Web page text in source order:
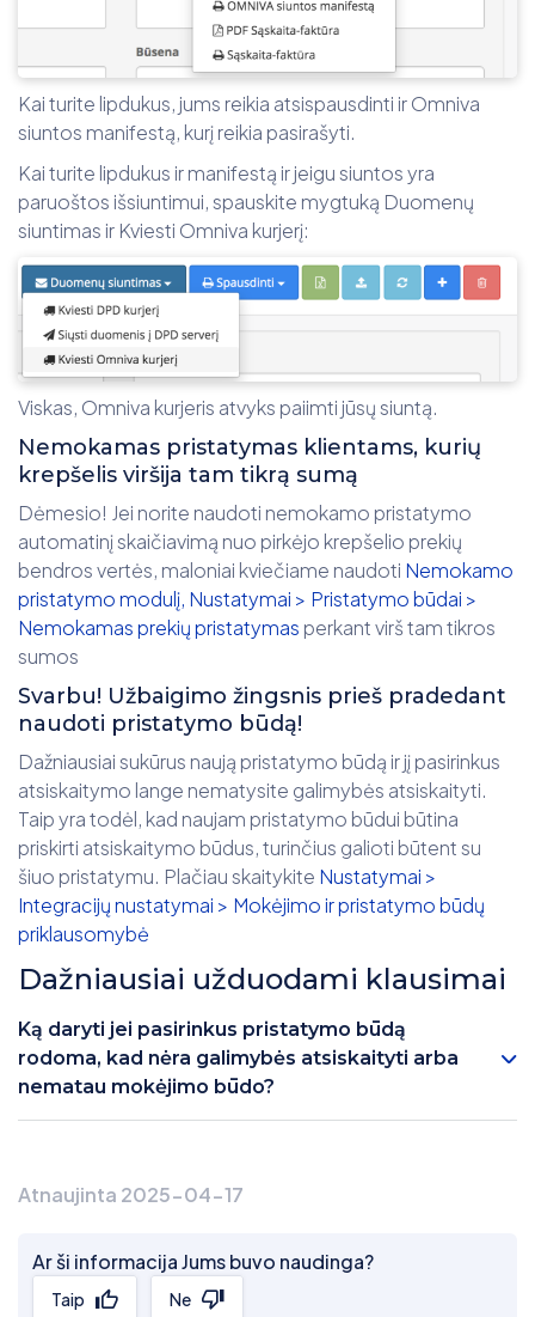
Kai turite lipdukus, jums reikia atsispausdinti ir Omniva
siuntos manifestą, kurį reikia pasirašyti.
Kai turite lipdukus ir manifestą ir jeigu siuntos yra
paruoštos išsiuntimui, spauskite mygtuką Duomenų
siuntimas ir Kviesti Omniva kurjerį:
Viskas, Omniva kurjeris atvyks paiimti jūsų siuntą.
Nemokamas pristatymas klientams, kurių
krepšelis viršija tam tikrą sumą
Dėmesio! Jei norite naudoti nemokamo pristatymo
automatinį skaičiavimą nuo pirkėjo krepšelio prekių
bendros vertės, maloniai kviečiame naudoti Nemokamo
pristatymo modulį, Nustatymai > Pristatymo būdai >
Nemokamas prekių pristatymas perkant virš tam tikros
sumos
Svarbu! Užbaigimo žingsnis prieš pradedant
naudoti pristatymo būdą!
Dažniausiai sukūrus naują pristatymo būdą ir jį pasirinkus
atsiskaitymo lange nematysite galimybės atsiskaityti.
Taip yra todėl, kad naujam pristatymo būdui būtina
priskirti atsiskaitymo būdus, turinčius galioti būtent su
šiuo pristatymu. Plačiau skaitykite Nustatymai >
Integracijų nustatymai > Mokėjimo ir pristatymo būdų
priklausomybė
Dažniausiai užduodami klausimai
Ką daryti jei pasirinkus pristatymo būdą
rodoma, kad nėra galimybės atsiskaityti arba
nematau mokėjimo būdo?
Atnaujinta 2025-04-17
Ar ši informacija Jums buvo naudinga?
Taip Ne